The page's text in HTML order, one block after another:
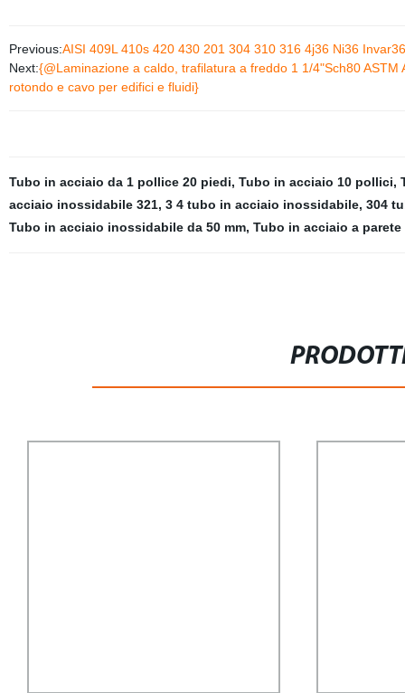
Previous:AISI 409L 410s 420 430 201 304 310 316 4j36 Ni36
Next:{@Laminazione a caldo, trafilatura a freddo 1 1/4"Sch80
rotondo e cavo per edifici e fluidi}
Tubo in acciaio da 1 pollice 20 piedi, Tubo in acciaio 10 pollici,
acciaio inossidabile 321, 3 4 tubo in acciaio inossidabile, 304
Tubo in acciaio inossidabile da 50 mm, Tubo in acciaio a parete